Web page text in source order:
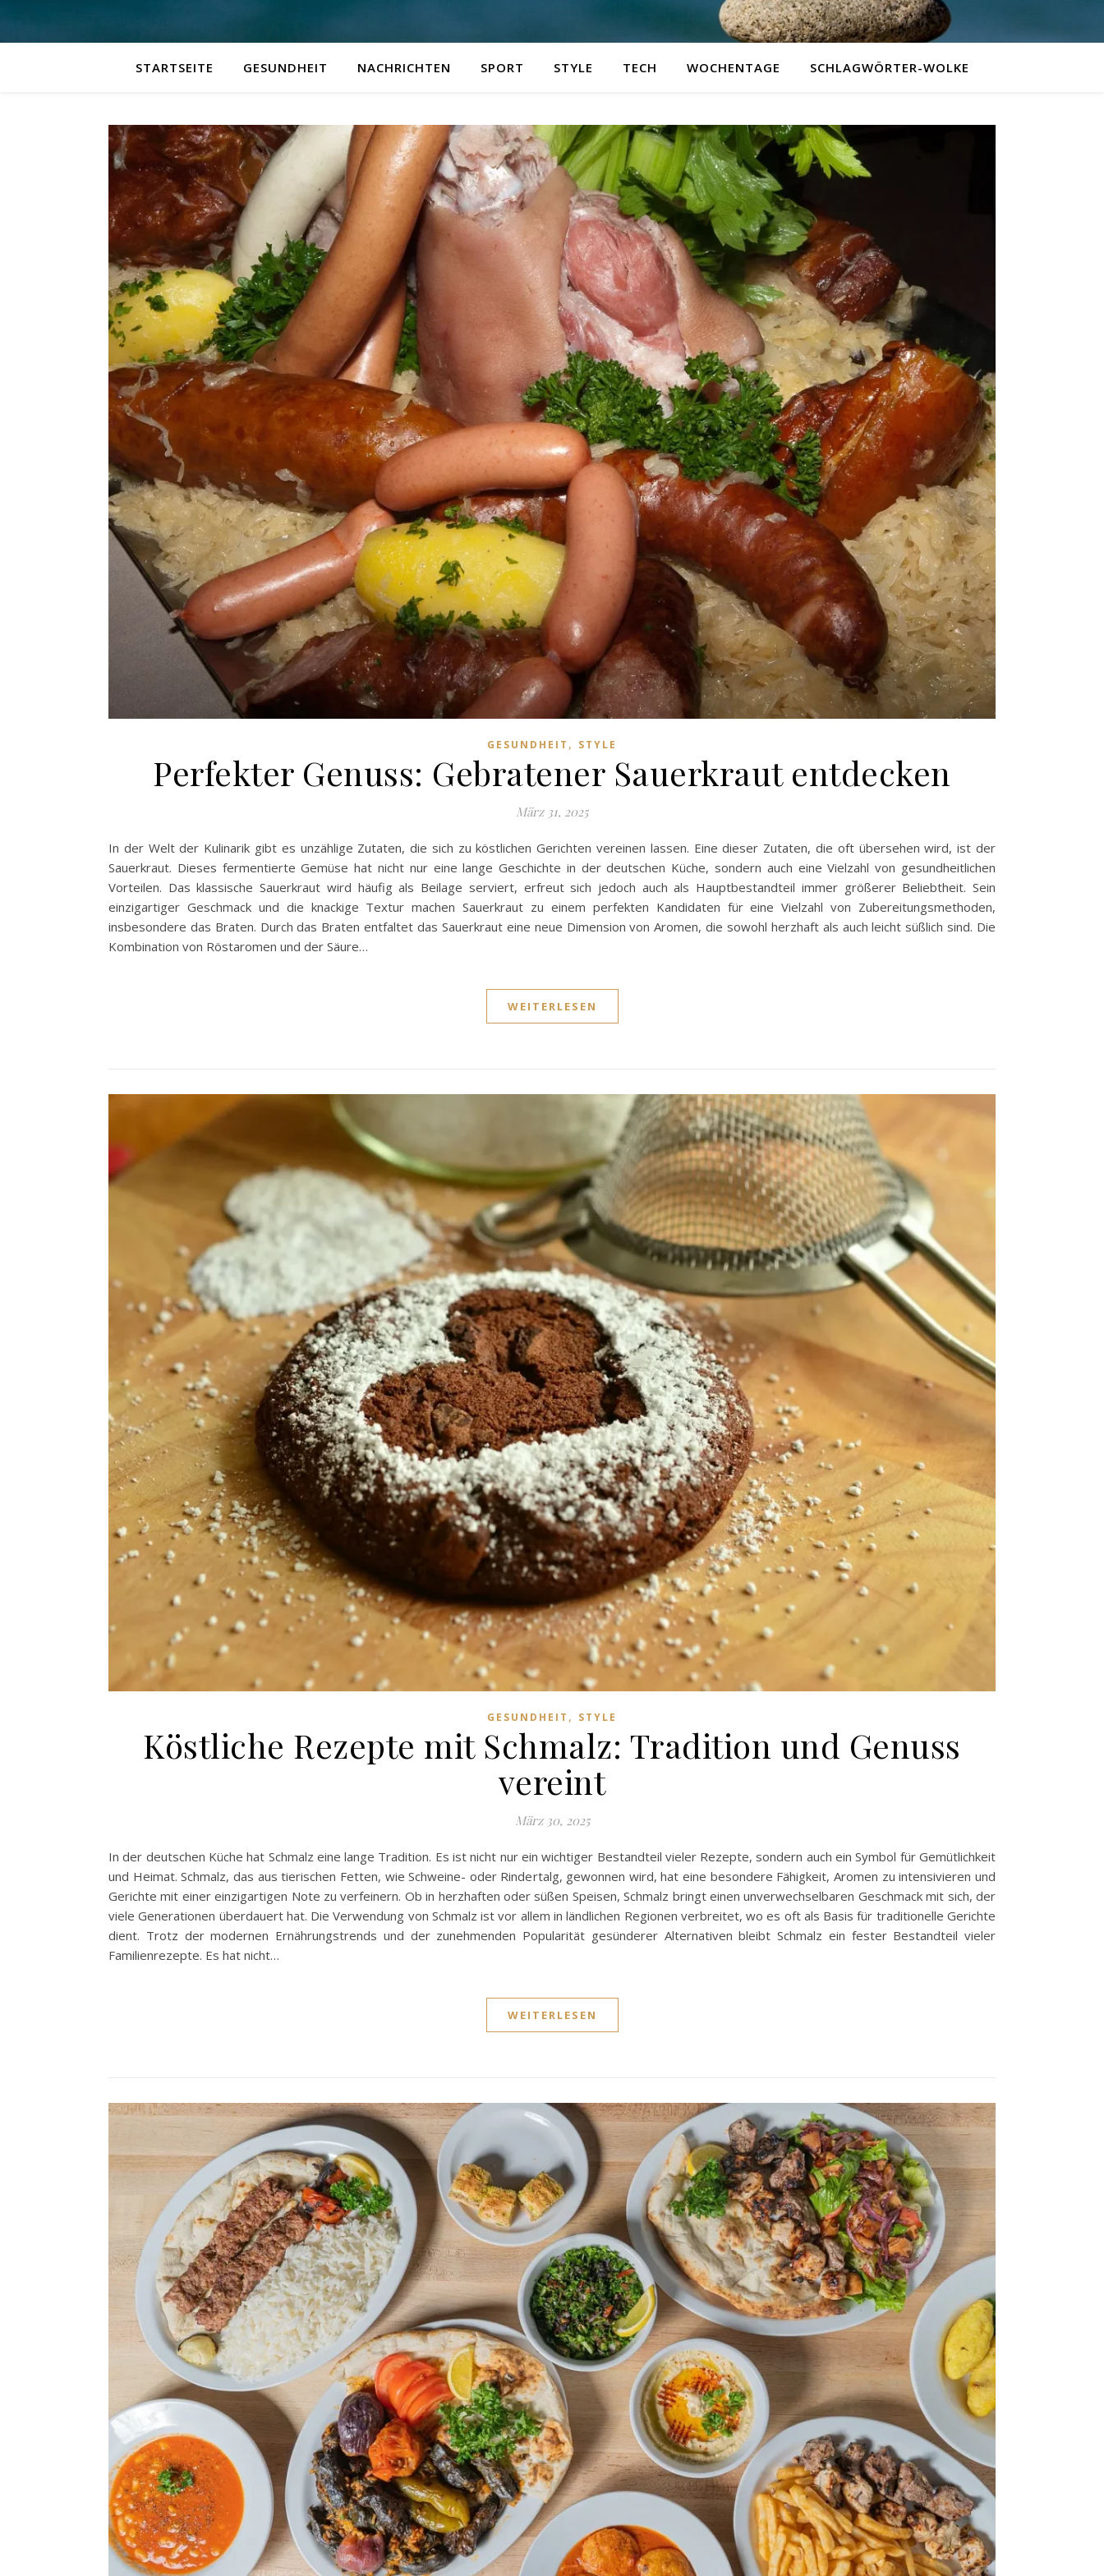
STARTSEITE GESUNDHEIT NACHRICHTEN SPORT STYLE TECH WOCHENTAGE SCHLAGWÖRTER-WOLKE
GESUNDHEIT , STYLE
Perfekter Genuss: Gebratener Sauerkraut entdecken
März 31, 2025
In der Welt der Kulinarik gibt es unzählige Zutaten, die sich zu köstlichen Gerichten vereinen lassen. Eine dieser Zutaten, die oft übersehen wird, ist der
Sauerkraut. Dieses fermentierte Gemüse hat nicht nur eine lange Geschichte in der deutschen Küche, sondern auch eine Vielzahl von gesundheitlichen
Vorteilen. Das klassische Sauerkraut wird häufig als Beilage serviert, erfreut sich jedoch auch als Hauptbestandteil immer größerer Beliebtheit. Sein
einzigartiger Geschmack und die knackige Textur machen Sauerkraut zu einem perfekten Kandidaten für eine Vielzahl von Zubereitungsmethoden,
insbesondere das Braten. Durch das Braten entfaltet das Sauerkraut eine neue Dimension von Aromen, die sowohl herzhaft als auch leicht süßlich sind. Die
Kombination von Röstaromen und der Säure…
WEITERLESEN
GESUNDHEIT , STYLE
Köstliche Rezepte mit Schmalz: Tradition und Genuss
vereint
März 30, 2025
In der deutschen Küche hat Schmalz eine lange Tradition. Es ist nicht nur ein wichtiger Bestandteil vieler Rezepte, sondern auch ein Symbol für Gemütlichkeit
und Heimat. Schmalz, das aus tierischen Fetten, wie Schweine- oder Rindertalg, gewonnen wird, hat eine besondere Fähigkeit, Aromen zu intensivieren und
Gerichte mit einer einzigartigen Note zu verfeinern. Ob in herzhaften oder süßen Speisen, Schmalz bringt einen unverwechselbaren Geschmack mit sich, der
viele Generationen überdauert hat. Die Verwendung von Schmalz ist vor allem in ländlichen Regionen verbreitet, wo es oft als Basis für traditionelle Gerichte
dient. Trotz der modernen Ernährungstrends und der zunehmenden Popularität gesünderer Alternativen bleibt Schmalz ein fester Bestandteil vieler
Familienrezepte. Es hat nicht…
WEITERLESEN